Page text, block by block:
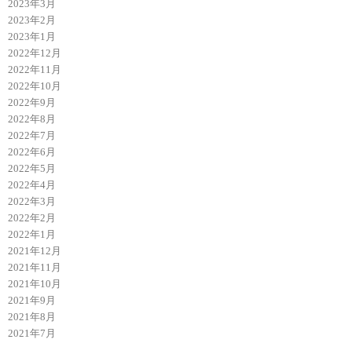
2023年3月
2023年2月
2023年1月
2022年12月
2022年11月
2022年10月
2022年9月
2022年8月
2022年7月
2022年6月
2022年5月
2022年4月
2022年3月
2022年2月
2022年1月
2021年12月
2021年11月
2021年10月
2021年9月
2021年8月
2021年7月